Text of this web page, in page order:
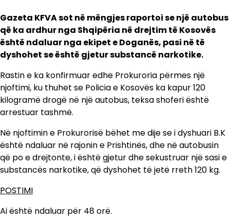
Gazeta KFVA sot në mëngjes raportoi se një autobus
që ka ardhur nga Shqipëria në drejtim të Kosovës
është ndaluar nga ekipet e Doganës, pasi në të
dyshohet se është gjetur substancë narkotike.
Rastin e ka konfirmuar edhe Prokuroria përmes një
njoftimi, ku thuhet se Policia e Kosovës ka kapur 120
kilogramë drogë në një autobus, teksa shoferi është
arrestuar tashmë.
Në njoftimin e Prokurorisë bëhet me dije se i dyshuari B.K
është ndaluar në rajonin e Prishtinës, dhe në autobusin
që po e drejtonte, i është gjetur dhe sekustruar një sasi e
substancës narkotike, që dyshohet të jetë rreth 120 kg.
POSTIMI
Ai është ndaluar për 48 orë.